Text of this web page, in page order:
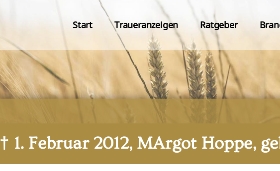
Start Traueranzeigen Ratgeber
† 1. Februar 2012, MArgot Hoppe,